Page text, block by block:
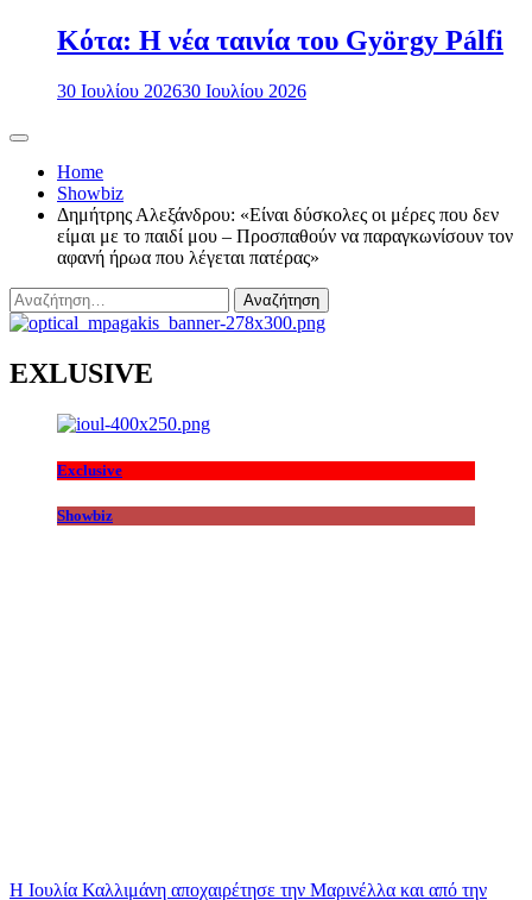
Κότα: Η νέα ταινία του György Pálfi
30 Ιουλίου 202630 Ιουλίου 2026
Home
Showbiz
Δημήτρης Αλεξάνδρου: «Είναι δύσκολες οι μέρες που δεν
είμαι με το παιδί μου – Προσπαθούν να παραγκωνίσουν τον
αφανή ήρωα που λέγεται πατέρας»
Αναζήτηση
για:
EXLUSIVE
Exclusive
Showbiz
Η Ιουλία Καλλιμάνη αποχαιρέτησε την Μαρινέλλα και από την